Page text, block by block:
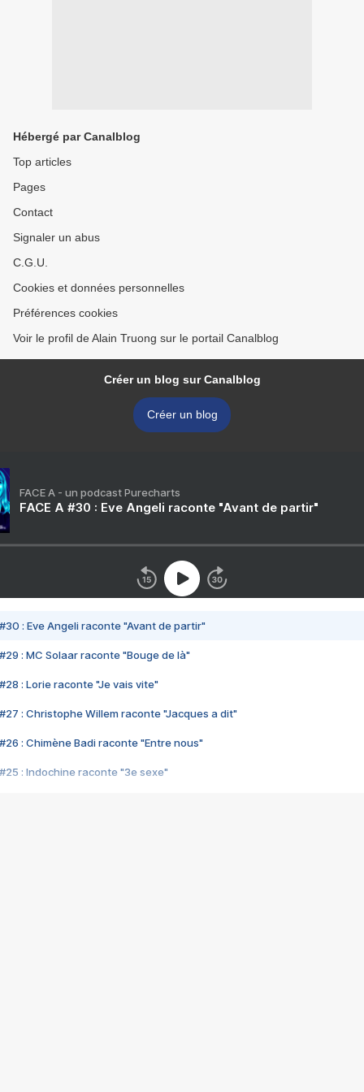
Hébergé par Canalblog
Top articles
Pages
Contact
Signaler un abus
C.G.U.
Cookies et données personnelles
Préférences cookies
Voir le profil de Alain Truong sur le portail Canalblog
Créer un blog sur Canalblog
Créer un blog
FACE A - un podcast Purecharts
FACE A #30 : Eve Angeli raconte "Avant de partir"
#30 : Eve Angeli raconte "Avant de partir"
#29 : MC Solaar raconte "Bouge de là"
#28 : Lorie raconte "Je vais vite"
#27 : Christophe Willem raconte "Jacques a dit"
#26 : Chimène Badi raconte "Entre nous"
#25 : Indochine raconte "3e sexe"